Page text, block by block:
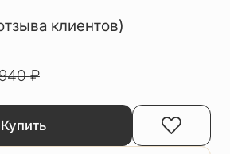
клиентов)
940₽
Купить